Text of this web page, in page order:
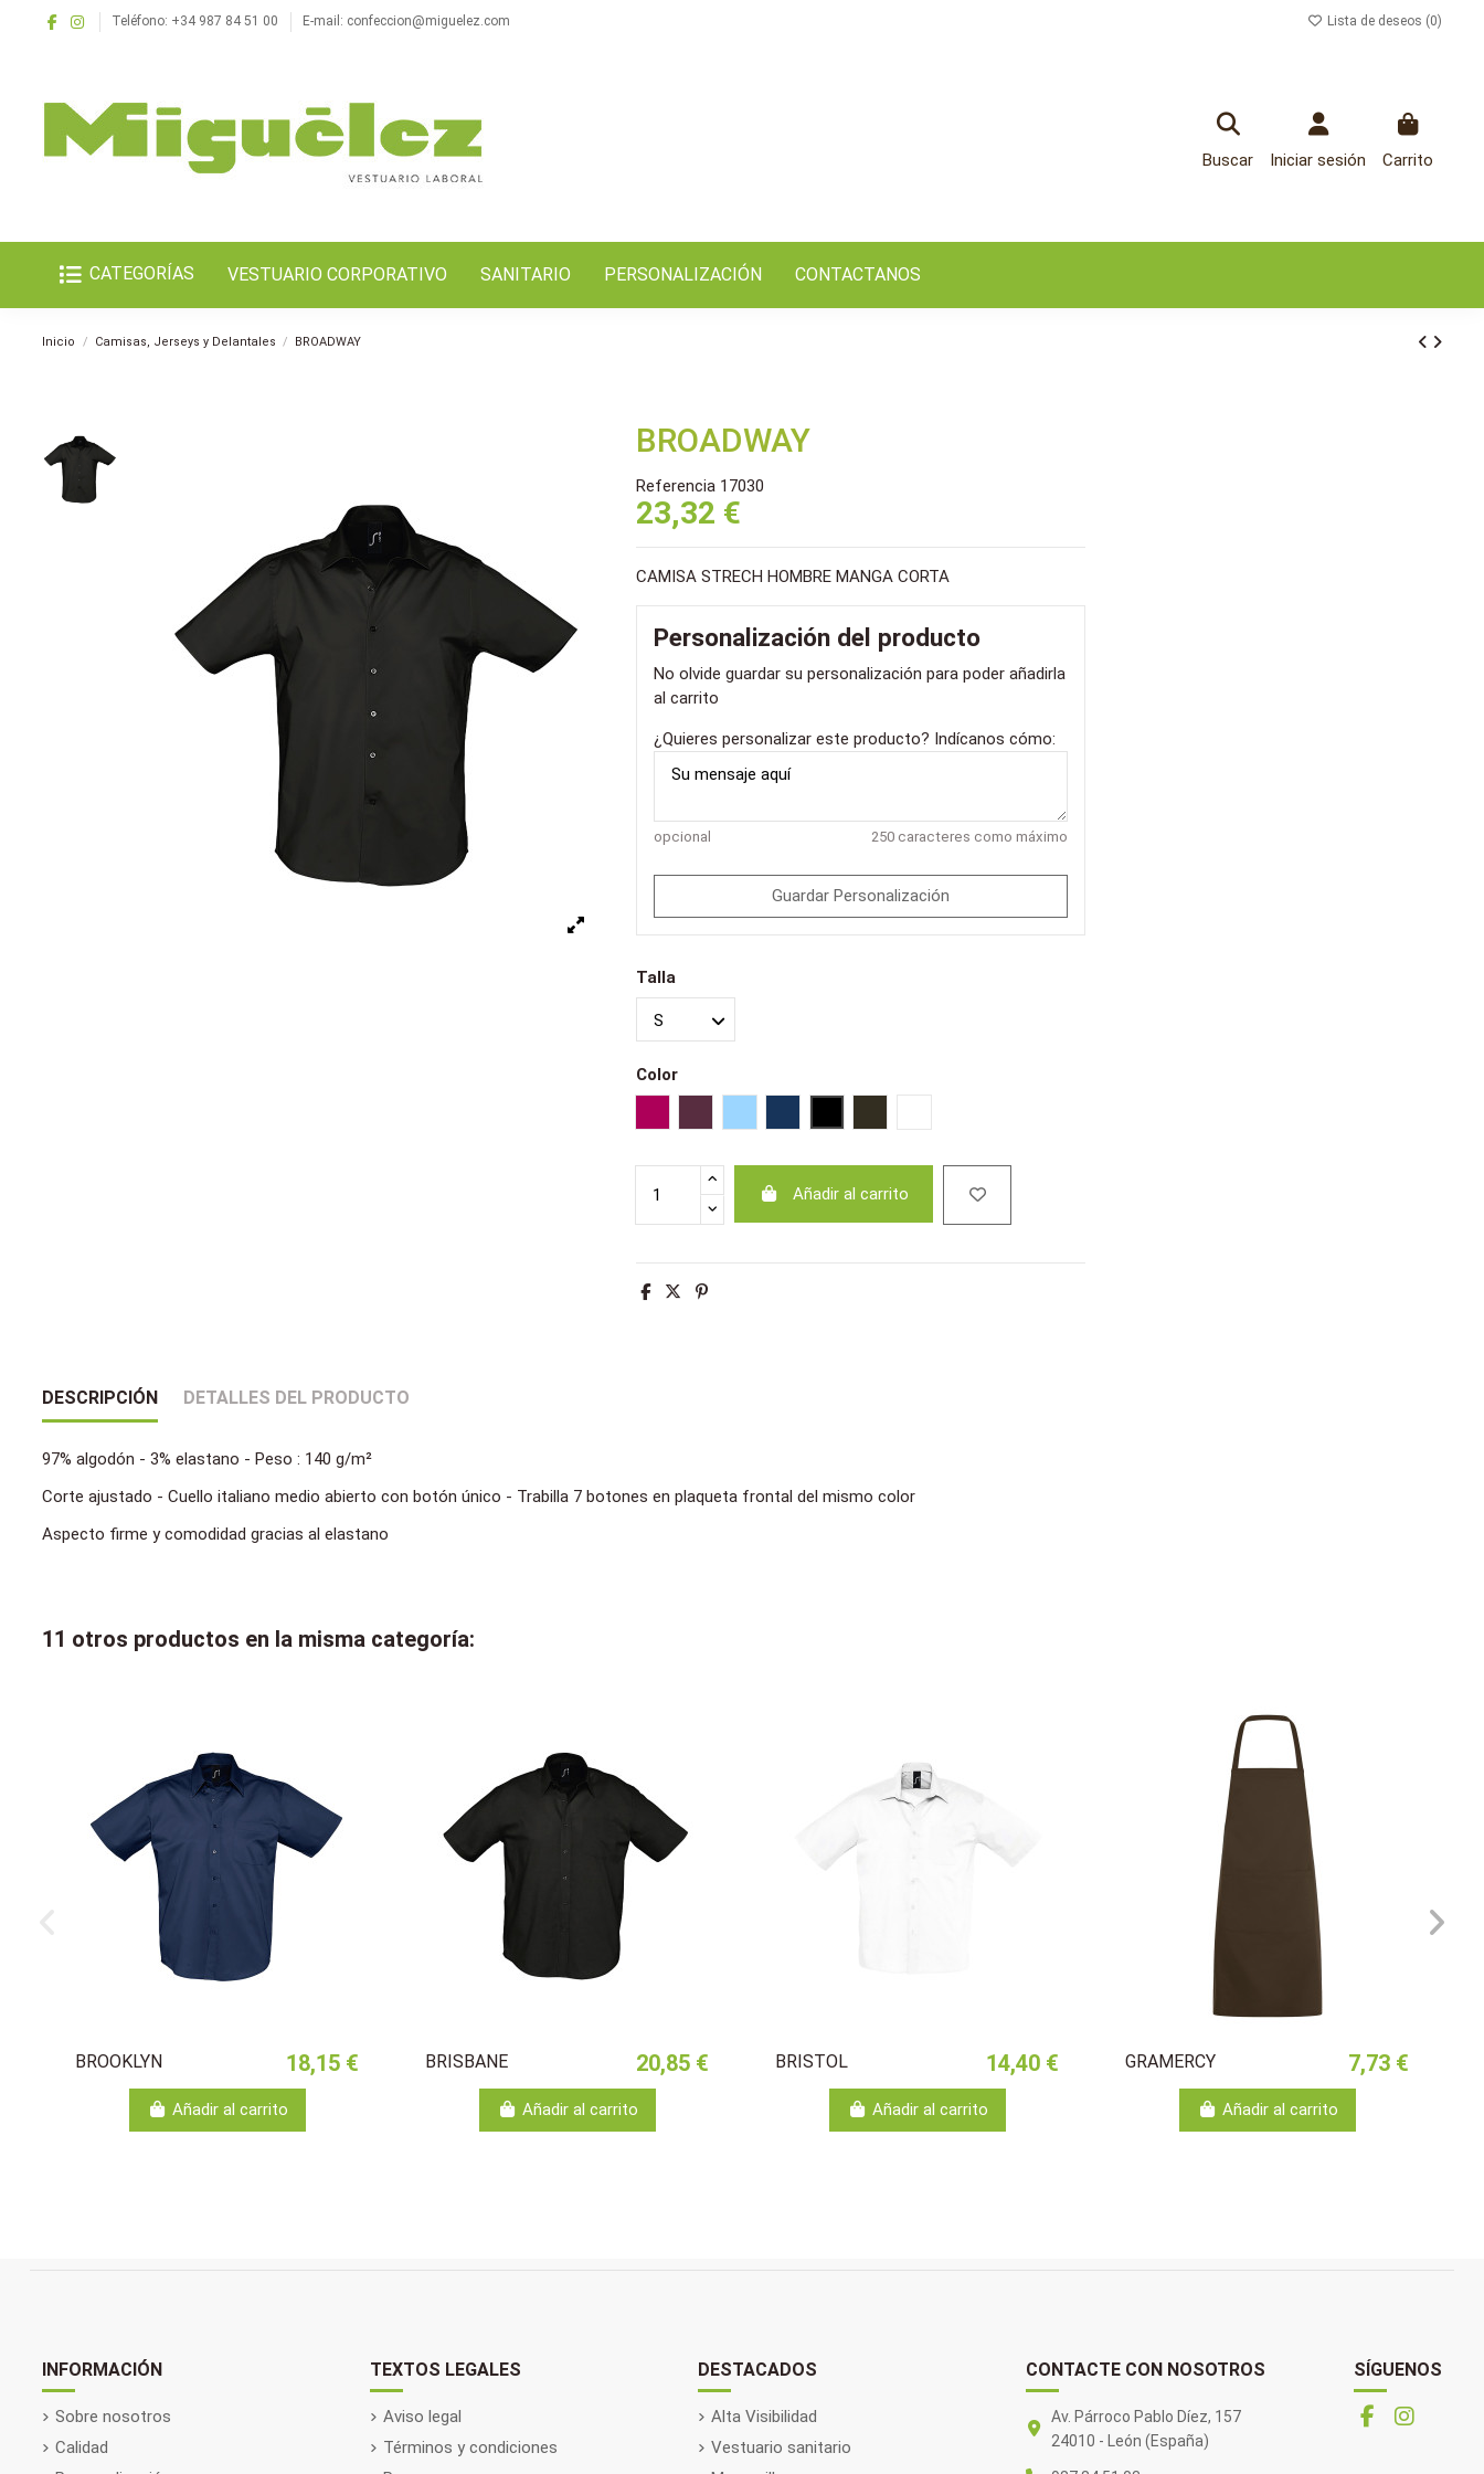
Teléfono: +34 987 84 51 00 E-mail: confeccion@miguelez.com Lista de deseos (0)
Buscar Iniciar sesión Carrito
CATEGORÍAS VESTUARIO CORPORATIVO SANITARIO PERSONALIZACIÓN CONTACTANOS
Inicio Camisas, Jerseys y Delantales BROADWAY
BROADWAY
Referencia 17030
23,32 €
CAMISA STRECH HOMBRE MANGA CORTA
Personalización del producto
No olvide guardar su personalización para poder añadirla
al carrito
¿Quieres personalizar este producto? Indícanos cómo:
opcional 250 caracteres como máximo
Guardar Personalización
Talla
Color
Añadir al carrito
DESCRIPCIÓN DETALLES DEL PRODUCTO
97% algodón - 3% elastano - Peso : 140 g/m²
Corte ajustado - Cuello italiano medio abierto con botón único - Trabilla 7 botones en plaqueta frontal del mismo color
Aspecto firme y comodidad gracias al elastano
11 otros productos en la misma categoría:
BROOKLYN 18,15 €
Añadir al carrito
BRISBANE 20,85 €
Añadir al carrito
BRISTOL 14,40 €
Añadir al carrito
GRAMERCY 7,73 €
Añadir al carrito
INFORMACIÓN
Sobre nosotros
Calidad
TEXTOS LEGALES
Aviso legal
Términos y condiciones
DESTACADOS
Alta Visibilidad
Vestuario sanitario
CONTACTE CON NOSOTROS
Av. Párroco Pablo Díez, 157
24010 - León (España)
SÍGUENOS